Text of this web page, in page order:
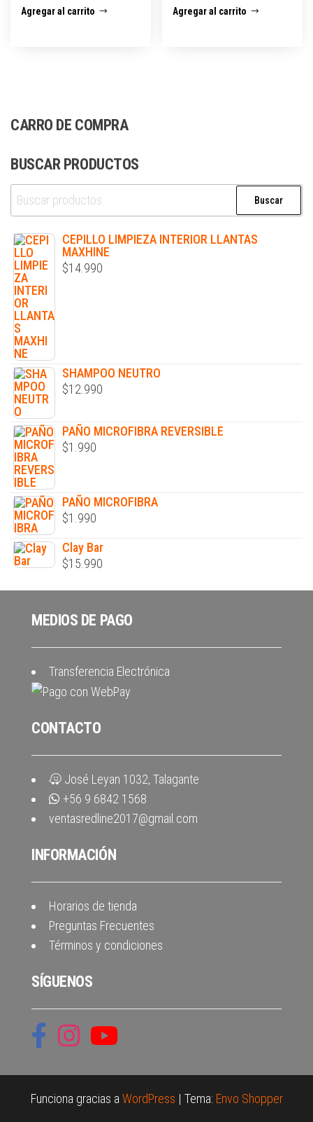
Agregar al carrito Agregar al carrito
CARRO DE COMPRA
BUSCAR PRODUCTOS
Buscar
CEPILLO LIMPIEZA INTERIOR LLANTAS
MAXHINE
$14.990
SHAMPOO NEUTRO
$12.990
PAÑO MICROFIBRA REVERSIBLE
$1.990
PAÑO MICROFIBRA
$1.990
Clay Bar
$15.990
MEDIOS DE PAGO
Transferencia Electrónica
CONTACTO
José Leyan 1032, Talagante
+56 9 6842 1568
ventasredline2017@gmail.com
INFORMACIÓN
Horarios de tienda
Preguntas Frecuentes
Términos y condiciones
SÍGUENOS
Funciona gracias aWordPress | Tema: Envo Shopper